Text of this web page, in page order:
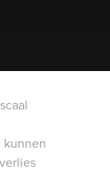
kunnen